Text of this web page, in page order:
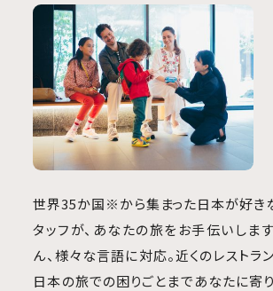
世界35か国※から集まった日本が好き
タッフが、あなたの旅をお手伝いしま
ん、様々な言語に対応。近くのレストラ
日本の旅での困りごとまであなたに寄